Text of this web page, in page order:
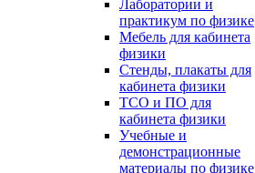
Лаборатории и
практикум по физике
Мебель для кабинета
физики
Стенды, плакаты для
кабинета физики
ТСО и ПО для
кабинета физики
Учебные и
демонстрационные
материалы по физике